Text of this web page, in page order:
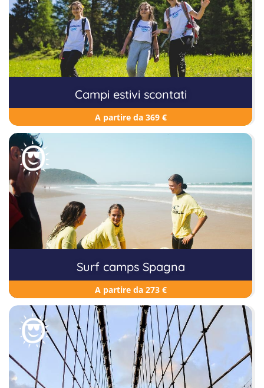
Campi estivi scontati
A partire da 369 €
Surf camps Spagna
A partire da 273 €